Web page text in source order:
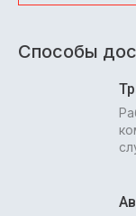
Способы